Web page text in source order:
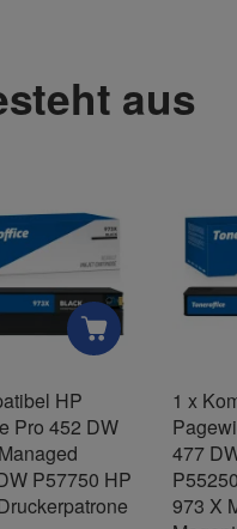
aus
HP
Pro 452 DW
P57750 HP
1 x
477
973 X